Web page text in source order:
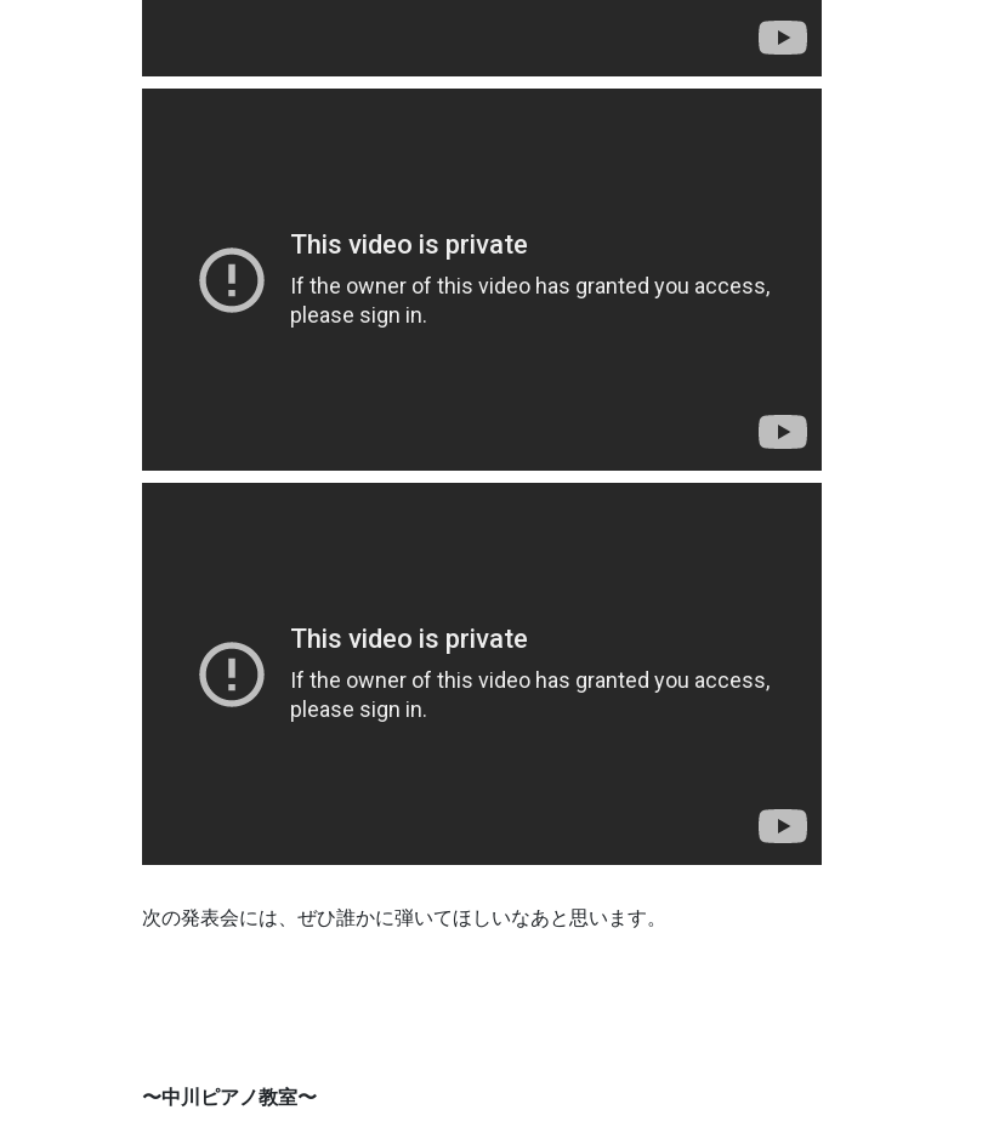
次の発表会には、ぜひ誰かに弾いてほしいなあと思います。
〜中川ピアノ教室〜